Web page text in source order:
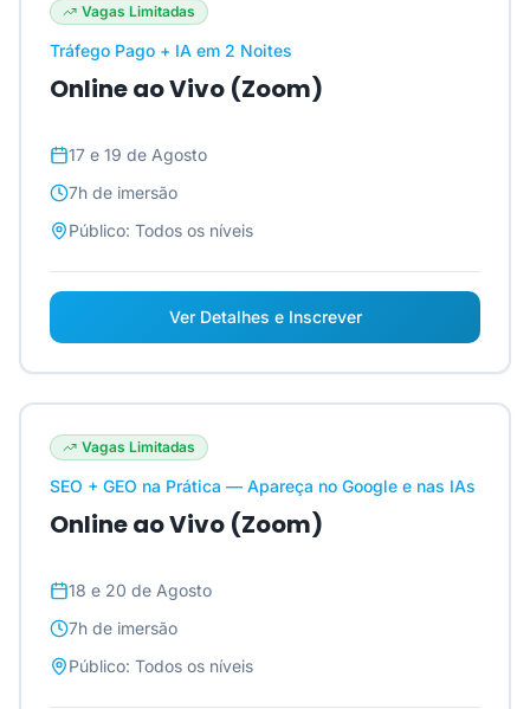
Vagas Limitadas
Tráfego Pago + IA em 2 Noites
Online ao Vivo (Zoom)
17 e 19 de Agosto
7h de imersão
Público: Todos os níveis
Ver Detalhes e Inscrever
Vagas Limitadas
SEO + GEO na Prática — Apareça no Google e nas IAs
Online ao Vivo (Zoom)
18 e 20 de Agosto
7h de imersão
Público: Todos os níveis